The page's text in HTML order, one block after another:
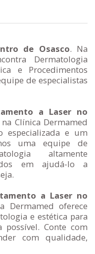
de Osasco. Na
Dermatologia
e Procedimentos
de especialistas
a Laser no
Clínica Dermamed
especializada e um
uma equipe de
altamente
em ajudá-lo a
a Laser no
Dermamed oferece
e estética para
Conte com
com qualidade,